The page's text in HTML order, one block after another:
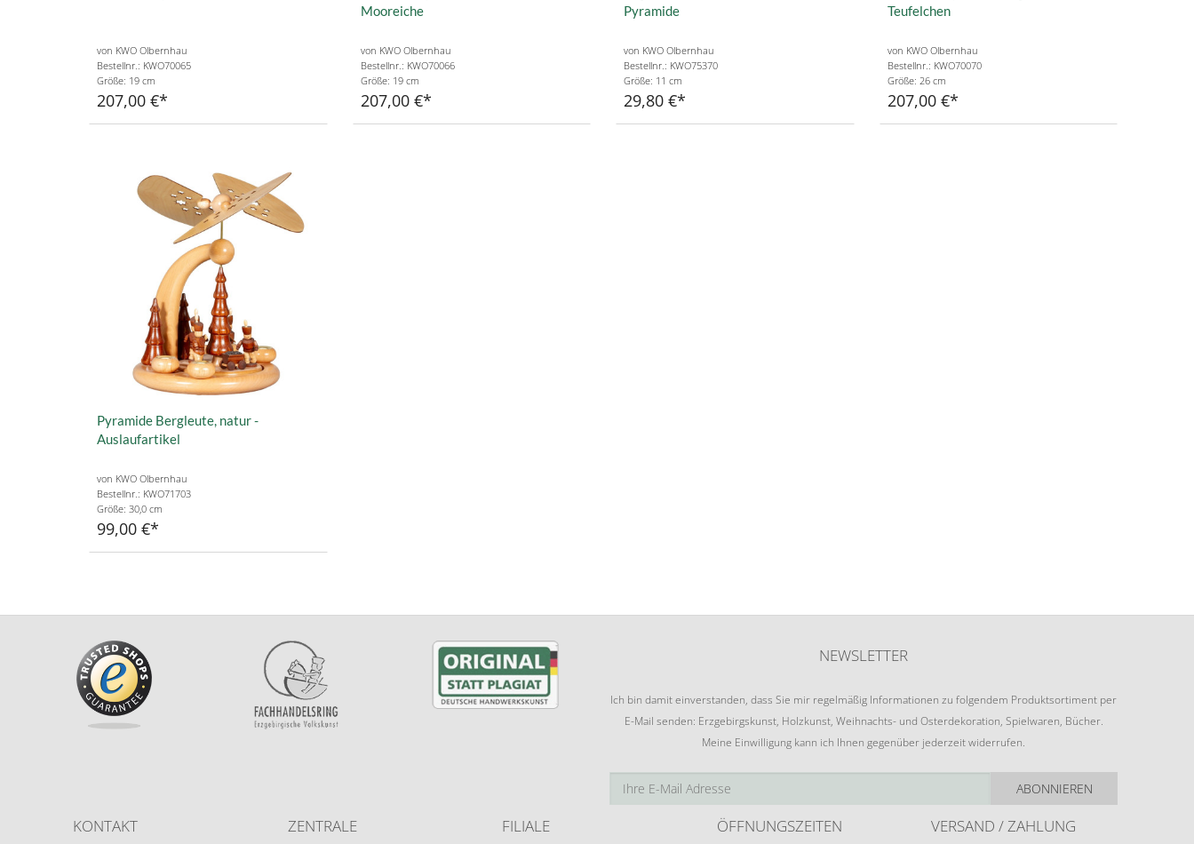
von KWO Olbernhau
Bestellnr.: KWO70065
Größe: 19 cm
207,00 €
Mooreiche
von KWO Olbernhau
Bestellnr.: KWO70066
Größe: 19 cm
207,00 €
Pyramide
von KWO Olbernhau
Bestellnr.: KWO75370
Größe: 11 cm
29,80 €
Teufelchen
von KWO Olbernhau
Bestellnr.: KWO70070
Größe: 26 cm
207,00 €
Pyramide Bergleute, natur -
Auslaufartikel
von KWO Olbernhau
Bestellnr.: KWO71703
Größe: 30,0 cm
99,00 €
NEWSLETTER
Ich bin damit einverstanden, dass Sie mir regelmäßig Informationen zu folgendem Produktsortiment per
E-Mail senden: Erzgebirgskunst, Holzkunst, Weihnachts- und Osterdekoration, Spielwaren, Bücher.
Meine Einwilligung kann ich Ihnen gegenüber jederzeit widerrufen.
ABONNIEREN
KONTAKT ZENTRALE FILIALE
ÖFFNUNGSZEITEN
VERSAND / ZAHLUNG